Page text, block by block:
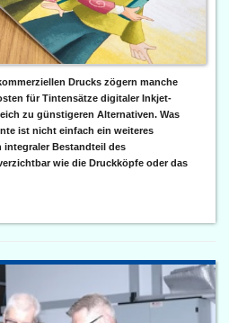
Drucks zögern manche
für Tintensätze digitaler Inkjet-
zu günstigeren Alternativen. Was
ist nicht einfach ein weiteres
integraler Bestandteil des
wie die Druckköpfe oder das